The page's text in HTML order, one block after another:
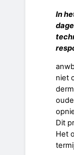
In
niet
Dit
Het